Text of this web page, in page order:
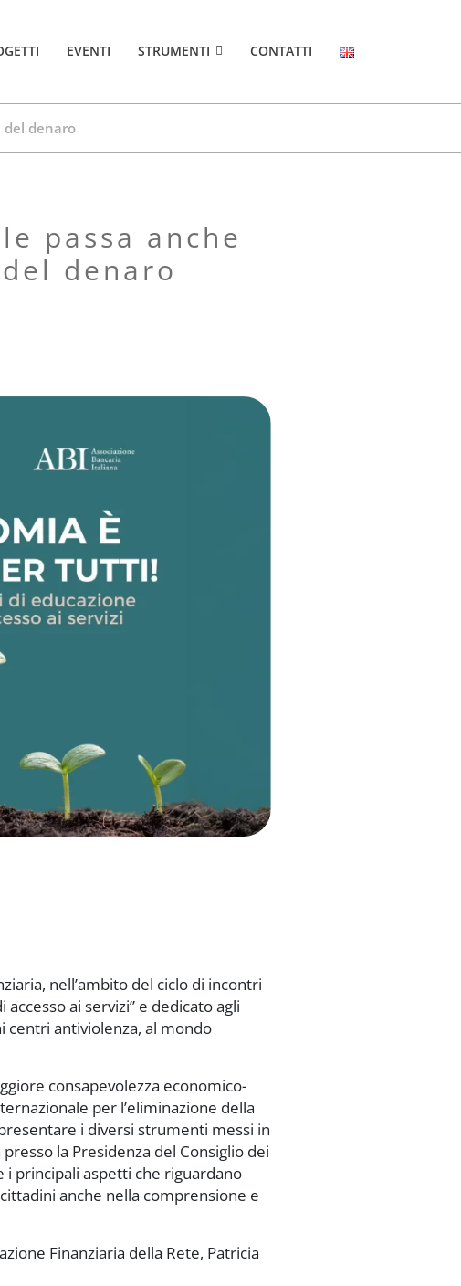
EVENTI STRUMENTI CONTATTI
del denaro
denaro
nell’ambito del ciclo di incontri
ai servizi” e dedicato agli
centri antiviolenza, al mondo
consapevolezza economico-
per l’eliminazione della
i diversi strumenti messi in
la Presidenza del Consiglio dei
principali aspetti che riguardano
anche nella comprensione e
Finanziaria della Rete, Patricia